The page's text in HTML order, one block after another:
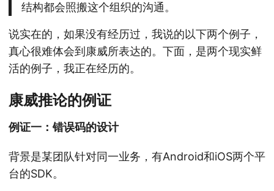
结构都会照搬这个组织的沟通。
说实在的，如果没有经历过，我说的以下两个例子，
真心很难体会到康威所表达的。下面，是两个现实鲜
活的例子，我正在经历的。
康威推论的例证
例证一：错误码的设计
背景是某团队针对同一业务，有Android和iOS两个平
台的SDK。